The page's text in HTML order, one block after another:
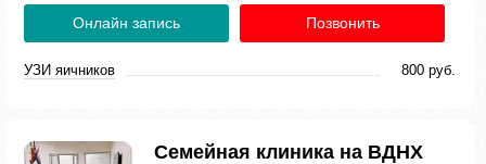
Онлайн запись Позвонить
УЗИ яичников 800 руб.
Семейная клиника на ВДНХ